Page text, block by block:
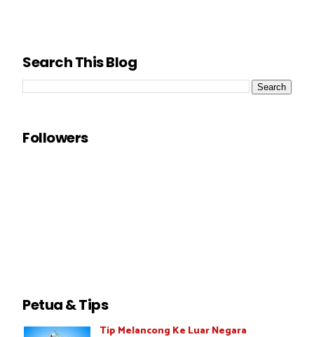
Search This Blog
Followers
Petua & Tips
Tip Melancong Ke Luar Negara